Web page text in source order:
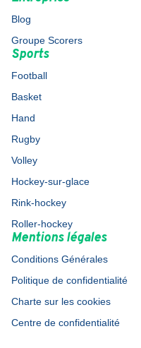
Blog
Groupe Scorers
Sports
Football
Basket
Hand
Rugby
Volley
Hockey-sur-glace
Rink-hockey
Roller-hockey
Mentions légales
Conditions Générales
Politique de confidentialité
Charte sur les cookies
Centre de confidentialité